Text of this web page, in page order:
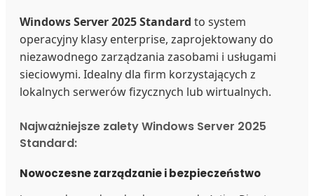
Windows Server 2025 Standard to system
operacyjny klasy enterprise, zaprojektowany do
niezawodnego zarządzania zasobami i usługami
sieciowymi. Idealny dla firm korzystających z
lokalnych serwerów fizycznych lub wirtualnych.
Najważniejsze zalety Windows Server 2025
Standard:
Nowoczesne zarządzanie i bezpieczeństwo